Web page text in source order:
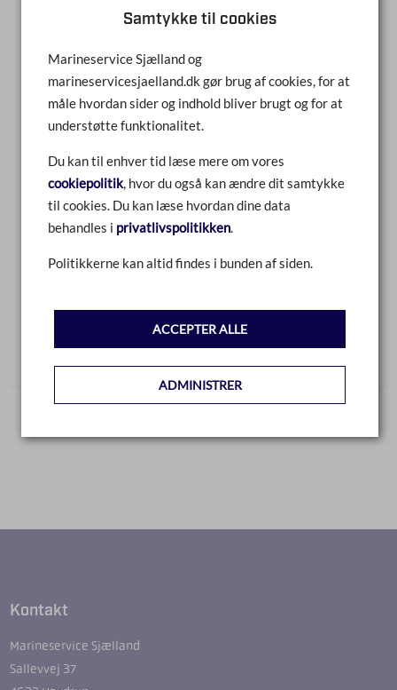
sagittis. Fusce posuere ante non mi ultricies ultrices.
Maecenas eu purus nec enim vehicula congue sit amet at
quam. Ut porttitor sapien eu sem vestibulum finibus. Aliquam
eu viverra lacus.
Kontakt
Marineservice Sjælland
Sallevvej 37
Samtykke til cookies
Marineservice Sjælland og
marineservicesjaelland.dk gør brug af cookies, for at
måle hvordan sider og indhold bliver brugt og for at
understøtte funktionalitet.
Du kan til enhver tid læse mere om vores
cookiepolitik, hvor du også kan ændre dit samtykke
til cookies. Du kan læse hvordan dine data
behandles i privatlivspolitikken.
Politikkerne kan altid findes i bunden af siden.
ACCEPTER ALLE
ADMINISTRER